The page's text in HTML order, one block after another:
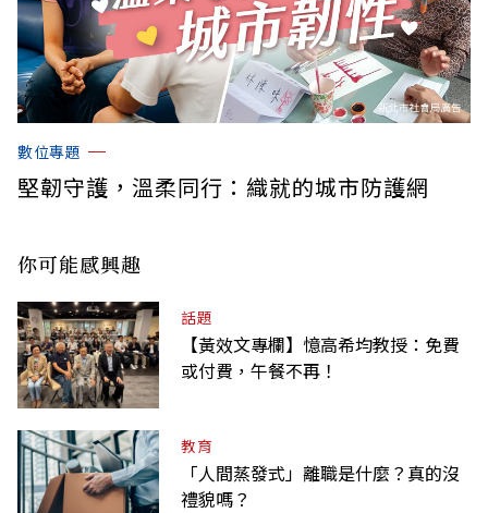
數位專題
堅韌守護，溫柔同行：織就的城市防護網
你可能感興趣
話題
【黃效文專欄】憶高希均教授：免費
或付費，午餐不再！
教育
「人間蒸發式」離職是什麼？真的沒
禮貌嗎？